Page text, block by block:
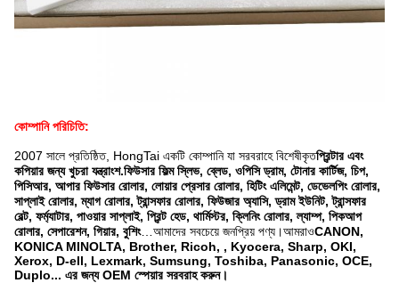
কোম্পানি পরিচিতি:
2007 সালে প্রতিষ্ঠিত, HongTai একটি কোম্পানি যা সরবরাহে বিশেষীকৃতপ্রিন্টার এবং
কপিয়ার জন্য খুচরা যন্ত্রাংশ.ফিউসার ফিল্ম স্লিভ, ব্লেড, ওপিসি ড্রাম, টোনার কার্টিজ, চিপ,
পিসিআর, আপার ফিউসার রোলার, লোয়ার প্রেসার রোলার, হিটিং এলিমেন্ট, ডেভেলপিং রোলার,
সাপ্লাই রোলার, ম্যাগ রোলার, ট্রান্সফার রোলার, ফিউজার অ্যাসি, ড্রাম ইউনিট, ট্রান্সফার
বেল্ট, ফর্ম্যাটার, পাওয়ার সাপ্লাই, প্রিন্ট হেড, থার্মিস্টর, ক্লিনিং রোলার, ল্যাম্প, পিকআপ
রোলার, সেপারেশন, গিয়ার, বুশিং…আমাদের সবচেয়ে জনপ্রিয় পণ্য।আমরাওCANON,
KONICA MINOLTA, Brother, Ricoh, , Kyocera, Sharp, OKI,
Xerox, D-ell, Lexmark, Sumsung, Toshiba, Panasonic, OCE,
Duplo... এর জন্য OEM স্পেয়ার সরবরাহ করুন।